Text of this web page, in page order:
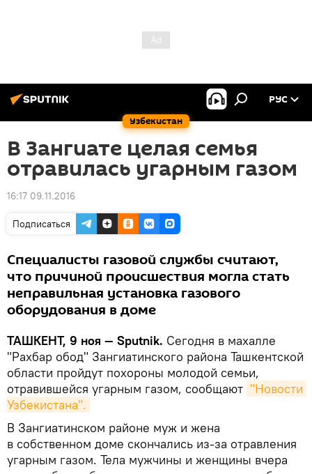
Узбекистан
РУС
В Зангиате целая семья
отравилась угарным газом
16:17 09.11.2016
Подписаться
Специалисты газовой службы считают,
что причиной происшествия могла стать
неправильная установка газового
оборудования в доме
ТАШКЕНТ, 9 ноя — Sputnik. Сегодня в махалле
"Рахбар обод" Зангиатинского района Ташкентской
области пройдут похороны молодой семьи,
отравившейся угарным газом, сообщают "Новости
Узбекистана".
В Зангиатинском районе муж и жена
в собственном доме скончались из-за отравления
угарным газом. Тела мужчины и женщины вчера